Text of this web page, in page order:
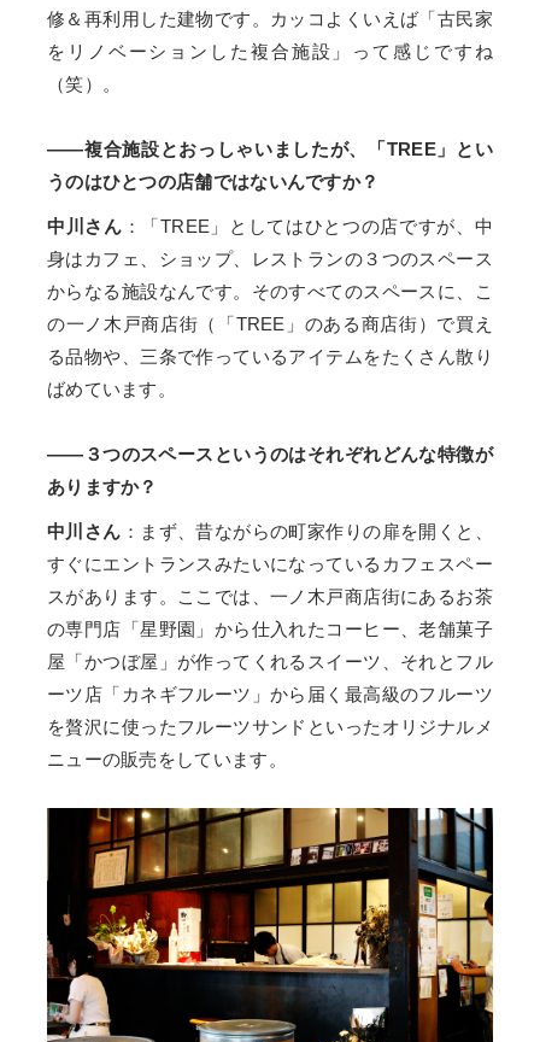
修＆再利用した建物です。カッコよくいえば「古民家
をリノベーションした複合施設」って感じですね
（笑）。
――複合施設とおっしゃいましたが、「TREE」とい
うのはひとつの店舗ではないんですか？
中川さん ：「TREE」としてはひとつの店ですが、中
身はカフェ、ショップ、レストランの３つのスペース
からなる施設なんです。そのすべてのスペースに、こ
の一ノ木戸商店街（「TREE」のある商店街）で買え
る品物や、三条で作っているアイテムをたくさん散り
ばめています。
――３つのスペースというのはそれぞれどんな特徴が
ありますか？
中川さん ：まず、昔ながらの町家作りの扉を開くと、
すぐにエントランスみたいになっているカフェスペー
スがあります。ここでは、一ノ木戸商店街にあるお茶
の専門店「星野園」から仕入れたコーヒー、老舗菓子
屋「かつぼ屋」が作ってくれるスイーツ、それとフル
ーツ店「カネギフルーツ」から届く最高級のフルーツ
を贅沢に使ったフルーツサンドといったオリジナルメ
ニューの販売をしています。